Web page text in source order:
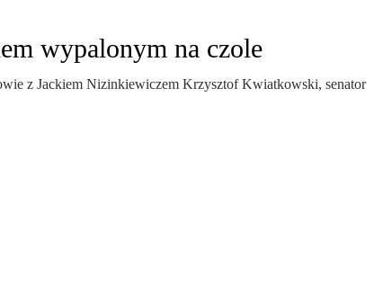
wypalonym na czole
z Jackiem Nizinkiewiczem Krzysztof Kwiatkowski, senator